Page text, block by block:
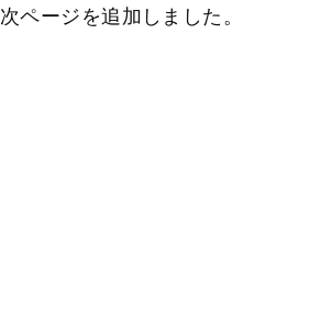
ページを追加しました。